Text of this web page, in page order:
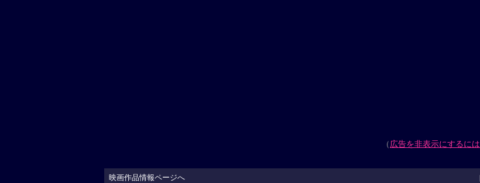
（広告を非表示にするには
映画作品情報ページへ